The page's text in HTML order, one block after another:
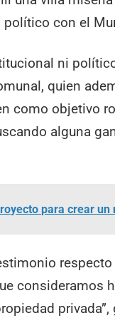
político con el
ni
quien
como objetivo
alguna
para crear
consideramos